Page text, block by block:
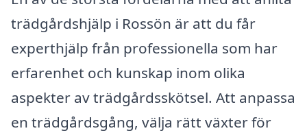
trädgårdshjälp i Rossön är att du får
experthjälp från professionella som har
erfarenhet och kunskap inom olika
aspekter av trädgårdsskötsel. Att anpassa
en trädgårdsgång, välja rätt växter för